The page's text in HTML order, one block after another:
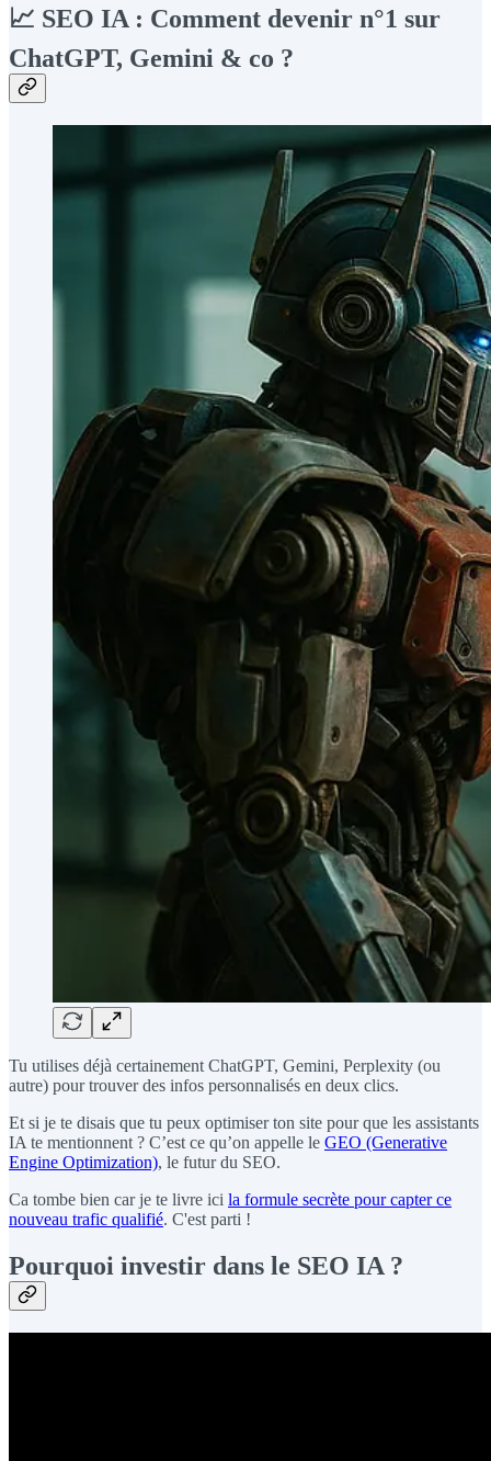
📈 SEO IA : Comment devenir n°1 sur
ChatGPT, Gemini & co ?
Tu utilises déjà certainement ChatGPT, Gemini, Perplexity (ou
autre) pour trouver des infos personnalisés en deux clics.
Et si je te disais que tu peux optimiser ton site pour que les assistants
IA te mentionnent ? C’est ce qu’on appelle le GEO (Generative
Engine Optimization), le futur du SEO.
Ca tombe bien car je te livre ici la formule secrète pour capter ce
nouveau trafic qualifié. C'est parti !
Pourquoi investir dans le SEO IA ?